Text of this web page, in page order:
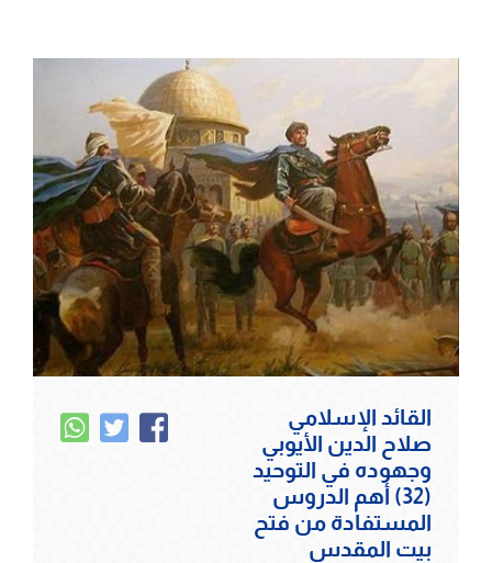
القائد الإسلامي
صلاح الدين الأيوبي
وجهوده في التوحيد
(32) أهم الدروس
المستفادة من فتح
بيت المقدس